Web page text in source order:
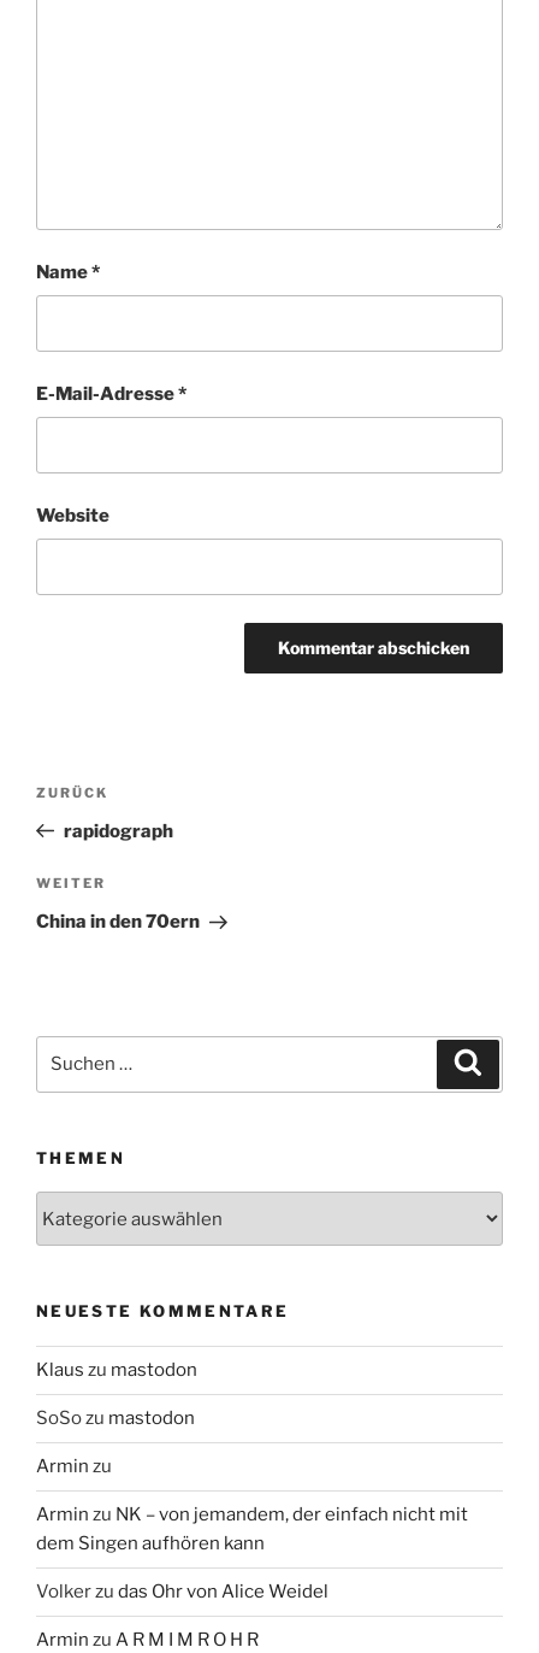
Name*
E-Mail-Adresse*
Website
Beitragsnavigation
Vorheriger
Beitrag
ZURÜCK
rapidograph
Nächster
Beitrag
WEITER
China in den 70ern
Suchen
THEMEN
NEUESTE KOMMENTARE
Klaus zu mastodon
SoSozu mastodon
Armin zu
Armin zu NK – von jemandem, der einfach nicht mit
dem Singen aufhören kann
Volkerzu das Ohr von Alice Weidel
Armin zu A R M I M R O H R